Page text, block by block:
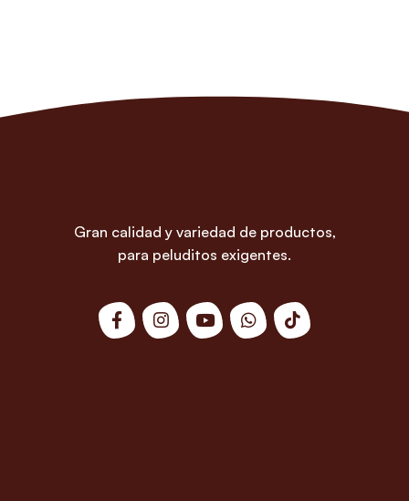
Gran calidad y variedad de productos,
para peluditos exigentes.